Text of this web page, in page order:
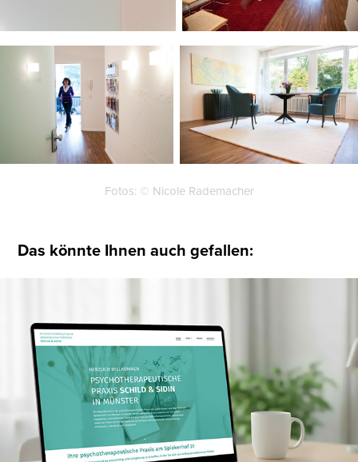
Fotos: © Nicole Rademacher
Das könnte Ihnen auch gefallen:
Webdesign, Fotoaufnahmen